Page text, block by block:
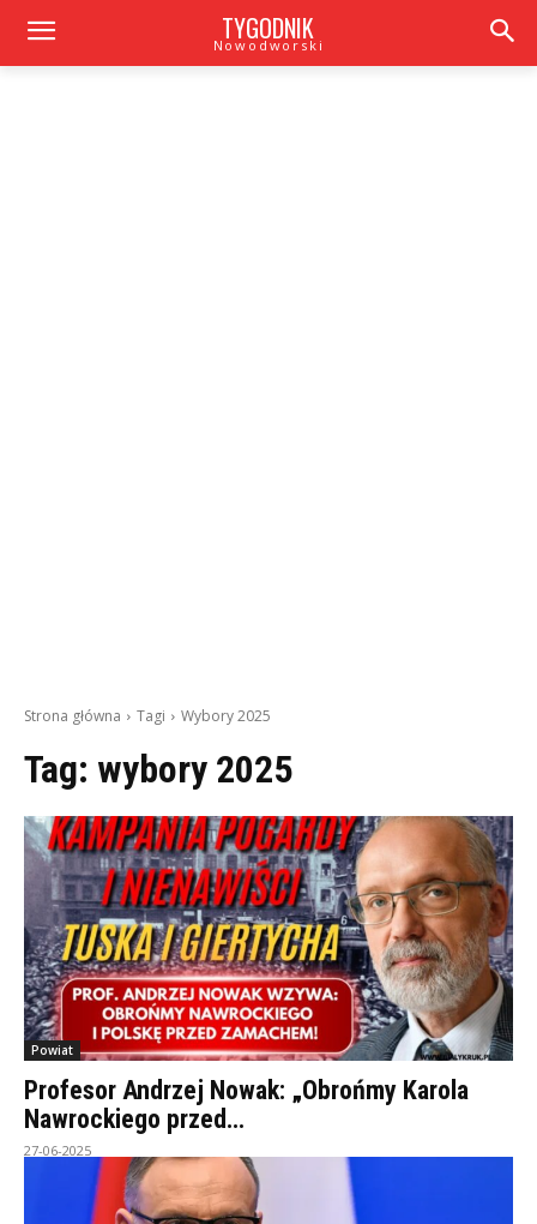
TYGODNIK
Nowodworski
Strona główna Tagi Wybory 2025
Tag: wybory 2025
Powiat
Profesor Andrzej Nowak: „Obrońmy Karola
Nawrockiego przed…
27-06-2025